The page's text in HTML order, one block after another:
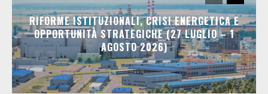
RIFORME ISTITUZIONALI, CRISI ENERGETICA E
OPPORTUNITÀ STRATEGICHE (27 LUGLIO – 1
AGOSTO 2026)